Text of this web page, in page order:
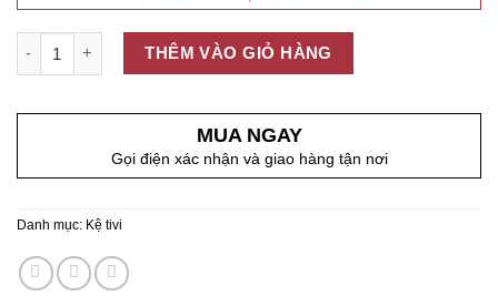
THÊM VÀO GIỎ HÀNG
MUA NGAY
Gọi điện xác nhận và giao hàng tận nơi
Danh mục: Kệ tivi